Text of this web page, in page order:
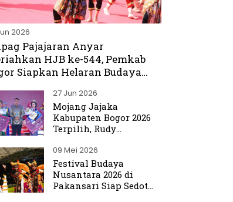
2026
Pajajaran Anyar
HJB ke-544, Pemkab
Siapkan Helaran Budaya
27 Jun 2026
Mojang Jajaka
Kabupaten Bogor 2026
Terpilih, Rudy
Promosikan Bogor ke
Dunia
09 Mei 2026
Festival Budaya
Nusantara 2026 di
Pakansari Siap Sedot